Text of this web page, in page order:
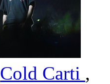
Cold Carti ,